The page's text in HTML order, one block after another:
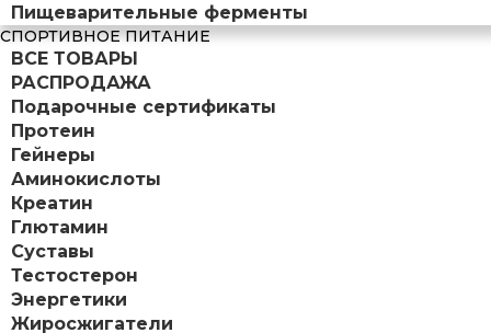
Пищеварительные ферменты
СПОРТИВНОЕ ПИТАНИЕ
ВСЕ ТОВАРЫ
РАСПРОДАЖА
Подарочные сертификаты
Протеин
Гейнеры
Аминокислоты
Креатин
Глютамин
Суставы
Тестостерон
Энергетики
Жиросжигатели